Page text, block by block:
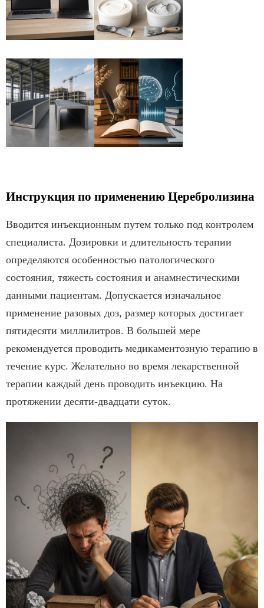
Инструкция по применению Церебролизина
Вводится инъекционным путем только под контролем
специалиста. Дозировки и длительность терапии
определяются особенностью патологического
состояния, тяжесть состояния и анамнестическими
данными пациентам. Допускается изначальное
применение разовых доз, размер которых достигает
пятидесяти миллилитров. В большей мере
рекомендуется проводить медикаментозную терапию в
течение курс. Желательно во время лекарственной
терапии каждый день проводить инъекцию. На
протяжении десяти-двадцати суток.